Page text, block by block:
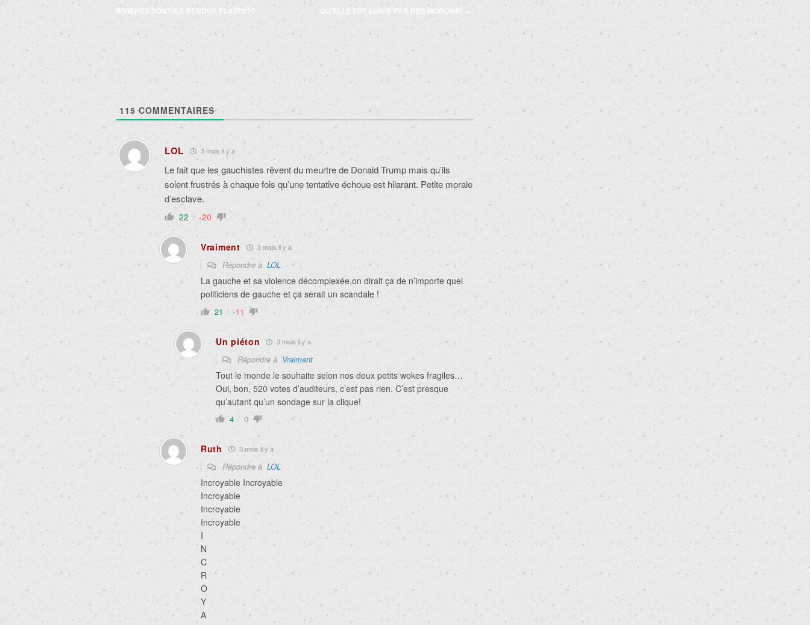
des
RIVIÈRES SONT-ILS RENDUS PLATES??
QU’ELLE EST SUIVIE PAR DES MORONS! →
115 COMMENTAIRES
LOL 3 mois il y a
Le fait que les gauchistes rêvent du meurtre de Donald Trump mais qu’ils
soient frustrés à chaque fois qu’une tentative échoue est hilarant. Petite morale
d’esclave.
22 -20
Vraiment 3 mois il y a
Répondre à LOL
La gauche et sa violence décomplexée,on dirait ça de n’importe quel
politiciens de gauche et ça serait un scandale !
21 -11
Un piéton 3 mois il y a
Répondre à Vraiment
Tout le monde le souhaite selon nos deux petits wokes fragiles…
Oui, bon, 520 votes d’auditeurs, c’est pas rien. C’est presque
qu’autant qu’un sondage sur la clique!
4 0
Ruth 3 mois il y a
Répondre à LOL
Incroyable Incroyable
Incroyable
Incroyable
Incroyable
I
N
C
R
O
Y
A